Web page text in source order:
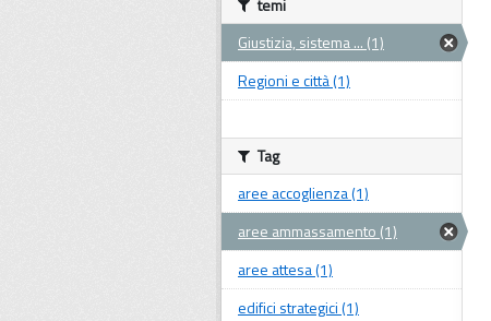
temi
Giustizia, sistema ... (1)
Regioni e città (1)
Tag
aree accoglienza (1)
aree ammassamento (1)
aree attesa (1)
edifici strategici (1)